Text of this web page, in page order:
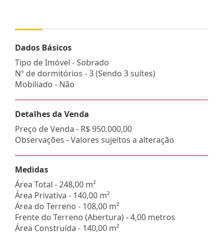
Dados Básicos
Tipo de Imóvel - Sobrado
Nº de dormitórios - 3 (Sendo 3 suítes)
Mobiliado - Não
Detalhes da Venda
Preço de Venda - R$ 950.000,00
Observações - Valores sujeitos a alteração
Medidas
Área Total - 248,00 m²
Área Privativa - 140,00 m²
Área do Terreno - 108,00 m²
Frente do Terreno (Abertura) - 4,00 metros
Área Construída - 140,00 m²